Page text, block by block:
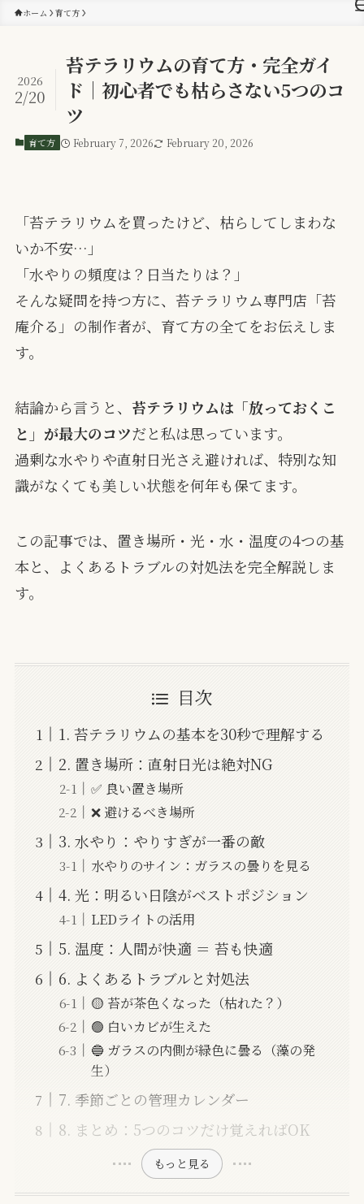
ホーム 育て方
苔テラリウムの育て方・完全ガイ
ド｜初心者でも枯らさない5つのコ
ツ
2026
2/20
育て方 February 7, 2026 February 20, 2026
「苔テラリウムを買ったけど、枯らしてしまわな
いか不安…」
「水やりの頻度は？日当たりは？」
そんな疑問を持つ方に、苔テラリウム専門店「苔
庵介る」の制作者が、育て方の全てをお伝えしま
す。
結論から言うと、 苔テラリウムは「放っておくこ
と」が最大のコツだと私は思っています。
過剰な水やりや直射日光さえ避ければ、特別な知
識がなくても美しい状態を何年も保てます。
この記事では、置き場所・光・水・温度の4つの基
本と、よくあるトラブルの対処法を完全解説しま
す。
目次
1. 苔テラリウムの基本を30秒で理解する
2. 置き場所：直射日光は絶対NG
✅ 良い置き場所
❌ 避けるべき場所
3. 水やり：やりすぎが一番の敵
水やりのサイン：ガラスの曇りを見る
4. 光：明るい日陰がベストポジション
LEDライトの活用
5. 温度：人間が快適 ＝ 苔も快適
6. よくあるトラブルと対処法
🟡 苔が茶色くなった（枯れた？）
🟢 白いカビが生えた
🔵 ガラスの内側が緑色に曇る（藻の発
生）
7. 季節ごとの管理カレンダー
8. まとめ：5つのコツだけ覚えればOK
もっと見る